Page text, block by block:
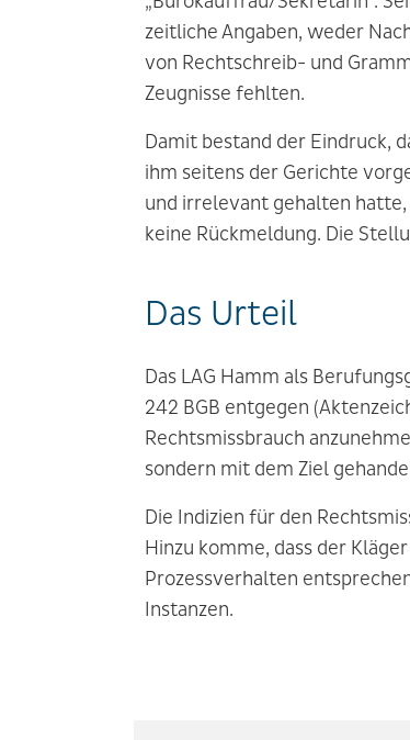
zeitliche Angaben, weder
von Rechtschreib- und
Zeugnisse fehlten.
Damit bestand der Eindruck,
ihm seitens der Gerichte
und irrelevant gehalten
keine Rückmeldung. Die
Das Urteil
Das LAG Hamm als
242 BGB entgegen
Rechtsmissbrauch
sondern mit dem Ziel
Die Indizien für den
Hinzu komme, dass der
Prozessverhalten
Instanzen.